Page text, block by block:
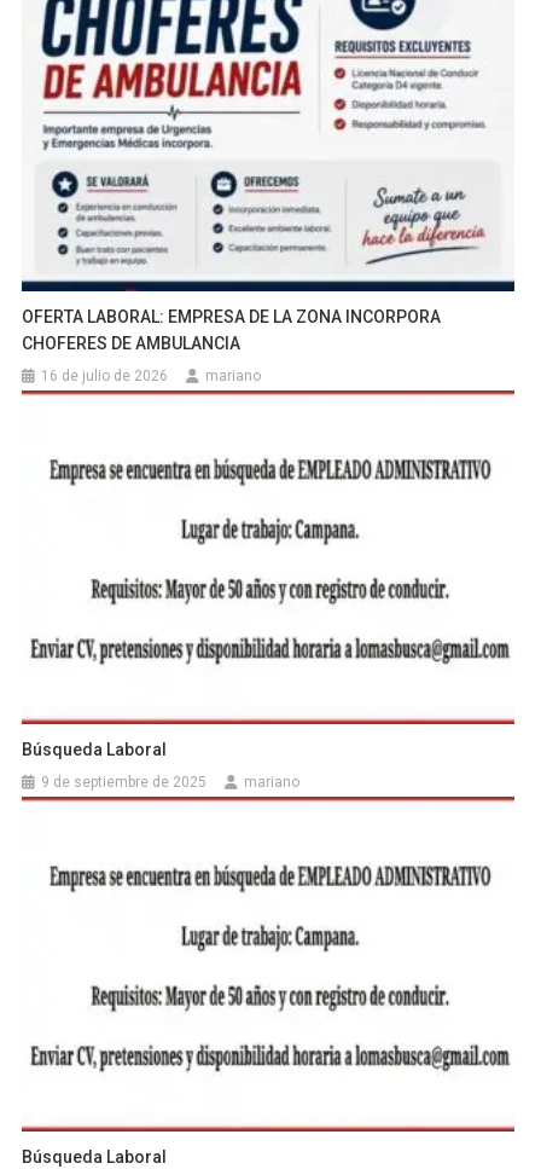
OFERTA LABORAL: EMPRESA DE LA ZONA INCORPORA
CHOFERES DE AMBULANCIA
16 de julio de 2026 mariano
Búsqueda Laboral
9 de septiembre de 2025 mariano
Búsqueda Laboral